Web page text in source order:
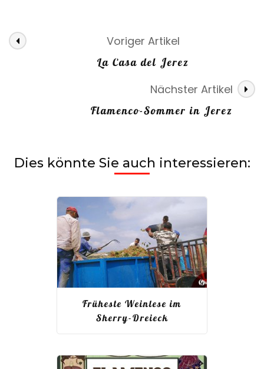
Voriger Artikel
La Casa del Jerez
Nächster Artikel
Flamenco-Sommer in Jerez
Dies könnte Sie auch interessieren:
Früheste Weinlese im
Sherry-Dreieck